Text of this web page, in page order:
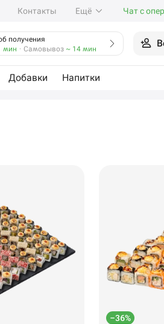
Контакты Ещё Чат с
получения
мин · Самовывоз ~ 14 мин
Добавки Напитки
–36%